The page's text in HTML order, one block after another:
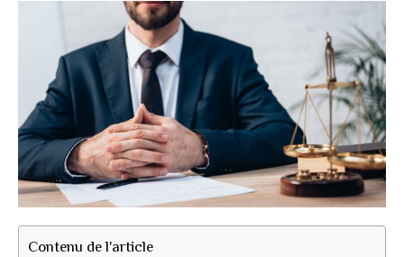
Contenu de l'article